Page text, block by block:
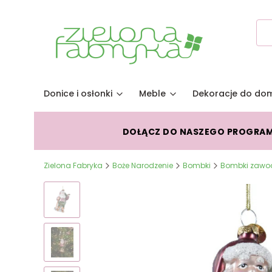
Donice i osłonki Meble Dekoracje do
DOŁĄCZ DO NASZEGO
Zielona Fabryka Boże Narodzenie Bombki Bombki